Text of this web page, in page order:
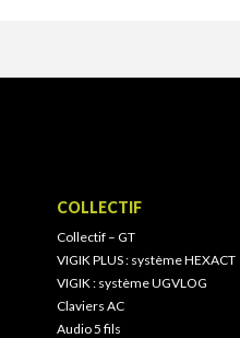
COLLECTIF
Collectif – GT
VIGIK PLUS : système HEXACT
VIGIK : système UGVLOG
Claviers AC
Audio 5 fils